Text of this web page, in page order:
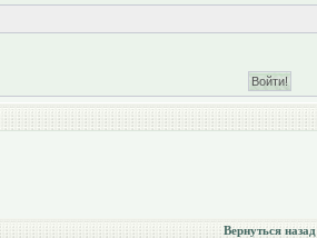
Вернуться назад